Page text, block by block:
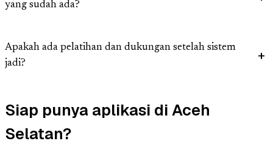
yang sudah ada?
Apakah ada pelatihan dan dukungan setelah sistem
jadi?
Siap punya aplikasi di Aceh
Selatan?